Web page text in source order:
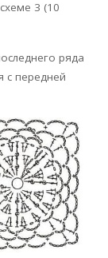
3 (10
ряда
с передней